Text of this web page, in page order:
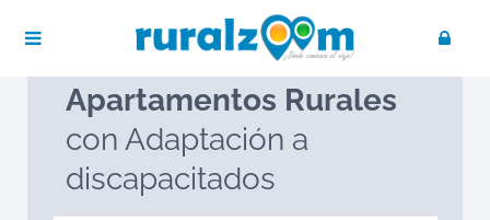
Apartamentos rurales
Apartamentos Rurales
con Adaptación a
discapacitados